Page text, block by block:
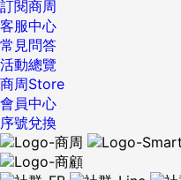
訂閱商周
客服中心
常見問答
活動總覽
商周Store
會員中心
序號兌換